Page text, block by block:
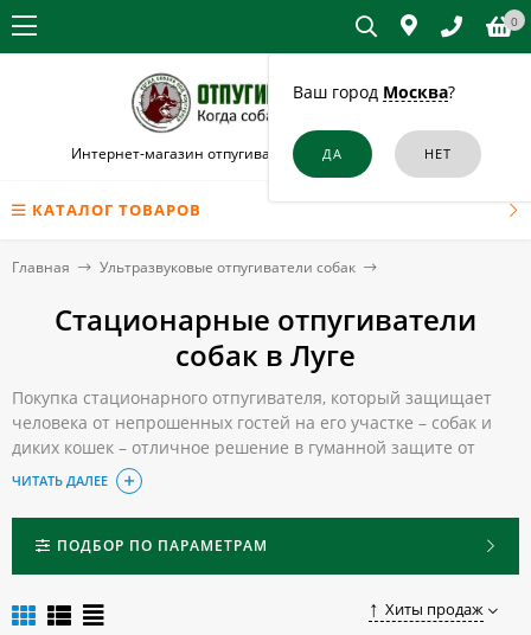
Ваш город Москва?
0
Интернет-магазин отпугивателей собак и кошек в Луге
КАТАЛОГ ТОВАРОВ
Главная Ультразвуковые отпугиватели собак
Стационарные отпугиватели
собак в Луге
Покупка стационарного отпугивателя, который защищает
человека от непрошенных гостей на его участке – собак и
диких кошек – отличное решение в гуманной защите от
бродячих животных. После его установки вы не только
сможете защитить свои посадки или предотвратите
раскапывание мусорных баков, но и убережете детей от
случайного нападения.
Купить качественный и недорогой стационарный
заказ на нашем сайте.
ЧИТАТЬ ДАЛЕЕ
ПОДБОР ПО ПАРАМЕТРАМ
Хиты продаж